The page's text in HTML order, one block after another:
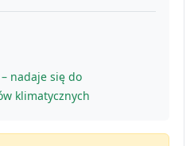
nadaje się do
klimatycznych